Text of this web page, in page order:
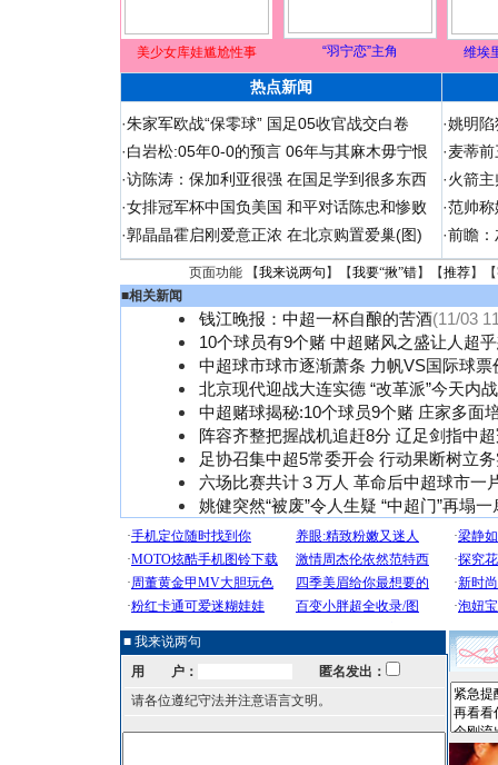
美少女库娃尴尬性事 “羽宁恋”主角 维埃
热点新闻
·朱家军欧战“保零球” 国足05收官战交白卷
·白岩松:05年0-0的预言 06年与其麻木毋宁恨
·访陈涛：保加利亚很强 在国足学到很多东西
·女排冠军杯中国负美国 和平对话陈忠和惨败
·郭晶晶霍启刚爱意正浓 在北京购置爱巢(图)
·姚明
·麦蒂
·火箭
·范帅
·前瞻
页面功能 【我来说两句 】【我要“揪”错】【推荐】
■相关新闻
钱江晚报：中超一杯自酿的苦酒(11/03
10个球员有9个赌 中超赌风之盛让人超
中超球市球市逐渐萧条 力帆VS国际球票
北京现代迎战大连实德 “改革派”今天内
中超赌球揭秘:10个球员9个赌 庄家多面
阵容齐整把握战机追赶8分 辽足剑指中
足协召集中超5常委开会 行动果断树立
六场比赛共计３万人 革命后中超球市一
姚健突然“被废”令人生疑 “中超门”再塌一
■ 我来说两句
用 户：
匿名发出：
请各位遵纪守法并注意语言文明。